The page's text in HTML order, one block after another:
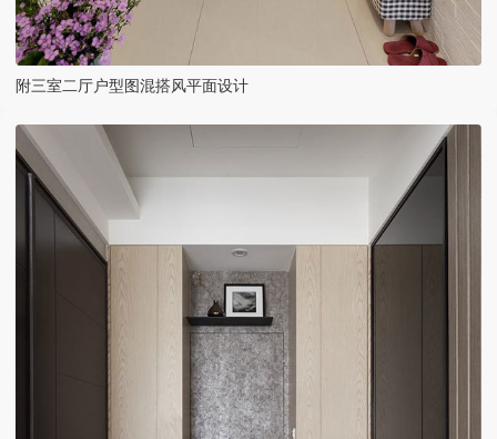
附三室二厅户型图混搭风平面设计